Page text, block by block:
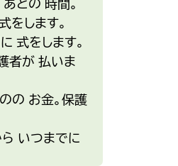
をします。
に式をします。
者が払いま
の お金。保護
ら いつまでに